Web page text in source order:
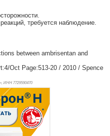
требуется наблюдение.
between ambrisentan and
Oct Page:513-20 / 2010 / Spence
ИНН 7729590470